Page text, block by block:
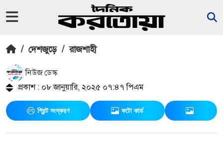
/ দেশজুড়ে / রাজশাহী
নিউজ ডেস্ক
প্রকাশ : ০৮ জানুয়ারি, ২০২৫ ০৭:৪৭ পিএম
প্রিন্ট সংস্করণ ফটো কার্ড